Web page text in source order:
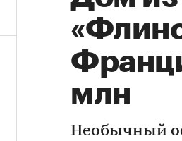
млн
Необычный